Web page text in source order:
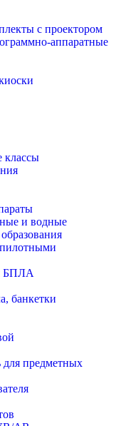
с проектором
аппаратные
классы
и водные
БПЛА
банкетки
для предметных